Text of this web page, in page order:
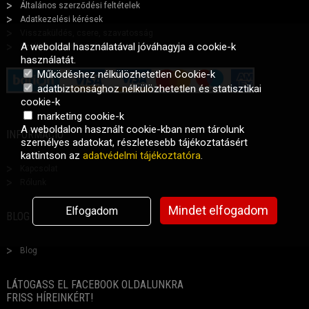
Általános szerződési feltételek
Adatkezelési kérések
Szállítási fizetési információ
INFORMÁCIÓ
BLOG
Blog
LÁTOGASS EL FACEBOOK OLDALUNKRA
FRISS HÍREINKÉRT!
A weboldal használatával jóváhagyja a cookie-k
használatát.
Működéshez nélkülözhetetlen Cookie-k
adatbiztonsághoz nélkülözhetetlen és statisztikai
cookie-k
marketing cookie-k
A weboldalon használt cookie-kban nem tárolunk
személyes adatokat, részletesebb tájékoztatásért
kattintson az adatvédelmi tájékoztatóra.
Elfogadom Mindet elfogadom